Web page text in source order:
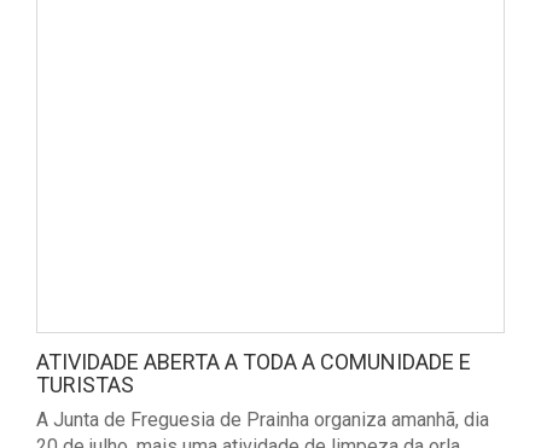
ATIVIDADE ABERTA A TODA A COMUNIDADE E
TURISTAS
A Junta de Freguesia de Prainha organiza amanhã, dia